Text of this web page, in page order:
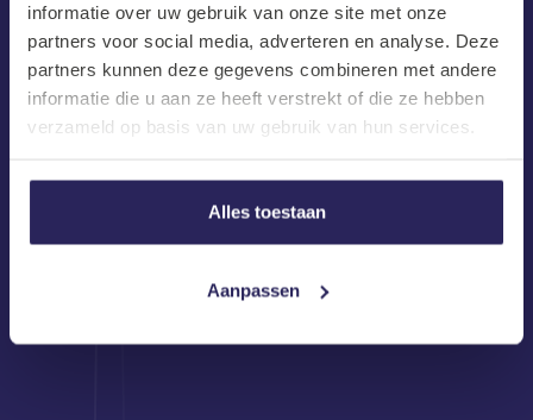
informatie over uw gebruik van onze site met onze
partners voor social media, adverteren en analyse. Deze
partners kunnen deze gegevens combineren met andere
informatie die u aan ze heeft verstrekt of die ze hebben
verzameld op basis van uw gebruik van hun services.
Alles toestaan
Aanpassen